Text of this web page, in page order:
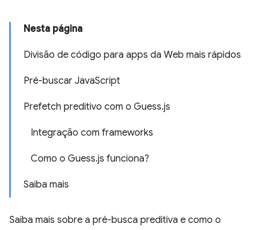
Nesta página
Divisão de código para apps da Web mais rápidos
Pré-buscar JavaScript
Prefetch preditivo com o Guess.js
Integração com frameworks
Como o Guess.js funciona?
Saiba mais
Saiba mais sobre a pré-busca preditiva e como o